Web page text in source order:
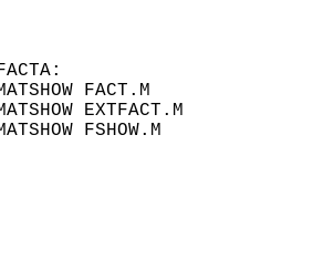
FACT.M
EXTFACT.M
FSHOW.M